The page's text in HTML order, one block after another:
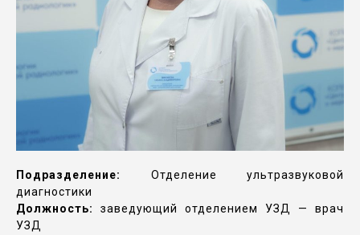
Подразделение: Отделение ультразвуковой
диагностики
Должность: заведующий отделением УЗД — врач
УЗД